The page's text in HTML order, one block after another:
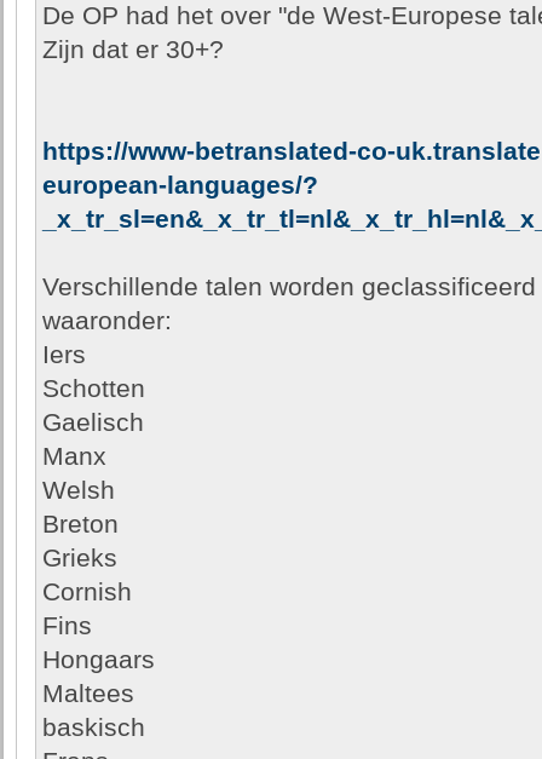
De OP had het over "de West-Europese
Zijn dat er 30+?
https://www-betranslated-co-
european-languages/?
Verschillende talen worden
waaronder:
Iers
Schotten
Gaelisch
Manx
Welsh
Breton
Grieks
Cornish
Fins
Hongaars
Maltees
baskisch